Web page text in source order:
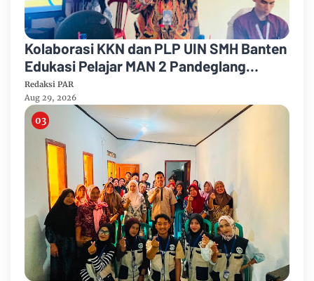
Kolaborasi KKN dan PLP UIN SMH Banten
Edukasi Pelajar MAN 2 Pandeglang
tentang Bahaya Pernikahan Dini
Redaksi PAR
Aug 29, 2026